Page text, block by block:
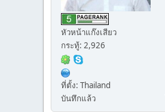
หัวหน้าแก๊งเสียว
กระทู้: 2,926
ที่ตั้ง: Thailand
บันทึกแล้ว